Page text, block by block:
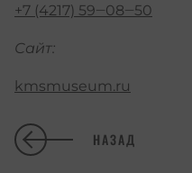
+7 (4217) 59‒08‒50
Сайт:
kmsmuseum.ru
НАЗАД